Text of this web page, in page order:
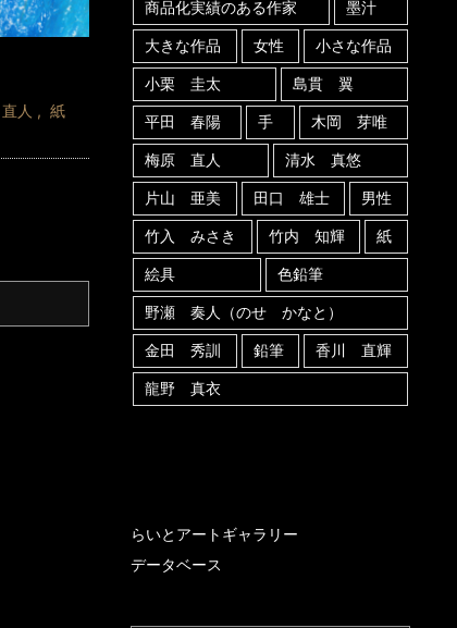
人 , 紙
商品化実績のある作家 墨汁
大きな作品 女性 小さな作品
小栗 圭太 島貫 翼
平田 春陽 手 木岡 芽唯
梅原 直人 清水 真悠
片山 亜美 田口 雄士 男性
竹入 みさき 竹内 知輝 紙
絵具 色鉛筆
野瀬 奏人（のせ かなと）
金田 秀訓 鉛筆 香川 直輝
龍野 真衣
らいとアートギャラリー
データベース